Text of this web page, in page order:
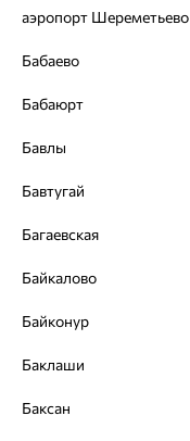
аэропорт Шереметьево
Бабаево
Бабаюрт
Бавлы
Бавтугай
Багаевская
Байкалово
Байконур
Баклаши
Баксан